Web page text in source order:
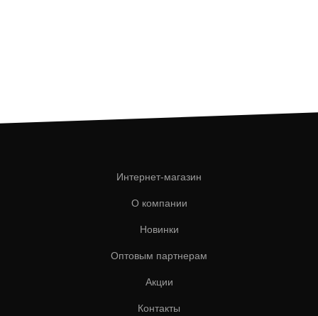
Интернет-магазин
О компании
Новинки
Оптовым партнерам
Акции
Контакты